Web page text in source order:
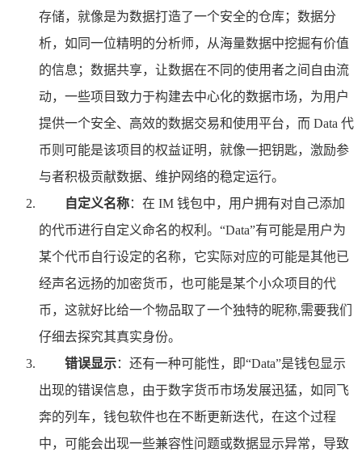
存储，就像是为数据打造了一个安全的仓库；数据分
析，如同一位精明的分析师，从海量数据中挖掘有价值
的信息；数据共享，让数据在不同的使用者之间自由流
动，一些项目致力于构建去中心化的数据市场，为用户
提供一个安全、高效的数据交易和使用平台，而 Data 代
币则可能是该项目的权益证明，就像一把钥匙，激励参
与者积极贡献数据、维护网络的稳定运行。
自定义名称：在 IM 钱包中，用户拥有对自己添加
的代币进行自定义命名的权利。“Data”有可能是用户为
某个代币自行设定的名称，它实际对应的可能是其他已
经声名远扬的加密货币，也可能是某个小众项目的代
币，这就好比给一个物品取了一个独特的昵称,需要我们
仔细去探究其真实身份。
错误显示：还有一种可能性，即“Data”是钱包显示
出现的错误信息，由于数字货币市场发展迅猛，如同飞
奔的列车，钱包软件也在不断更新迭代，在这个过程
中，可能会出现一些兼容性问题或数据显示异常，导致